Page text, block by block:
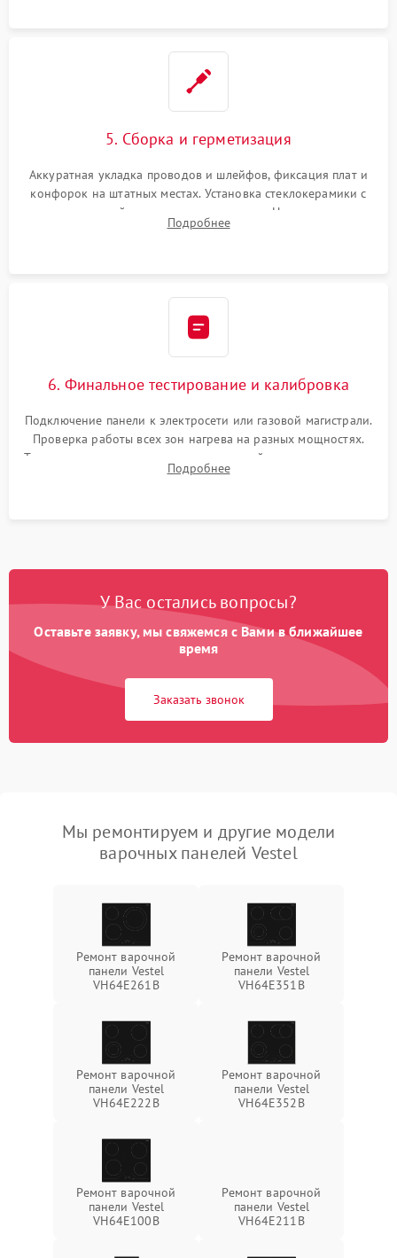
5. Сборка и герметизация
Аккуратная укладка проводов и шлейфов, фиксация плат и
конфорок на штатных местах. Установка стеклокерамики с
проверкой равномерности зазоров. Нанесение
термостойкого герметика или укладка уплотнительной
Подробнее
6. Финальное тестирование и калибровка
Подключение панели к электросети или газовой магистрали.
Проверка работы всех зон нагрева на разных мощностях.
Тестирование сенсорного управления, таймера, индикаторов
остаточного тепла и систем защиты от перегрева.
Подробнее
У Вас остались вопросы?
Оставьте заявку, мы свяжемся с Вами в ближайшее
время
Заказать звонок
Мы ремонтируем и другие модели
варочных панелей Vestel
Ремонт варочной
панели Vestel
VH64E261B
Ремонт варочной
панели Vestel
VH64E351B
Ремонт варочной
панели Vestel
VH64E222B
Ремонт варочной
панели Vestel
VH64E352B
Ремонт варочной
панели Vestel
VH64E100B
Ремонт варочной
панели Vestel
VH64E211B